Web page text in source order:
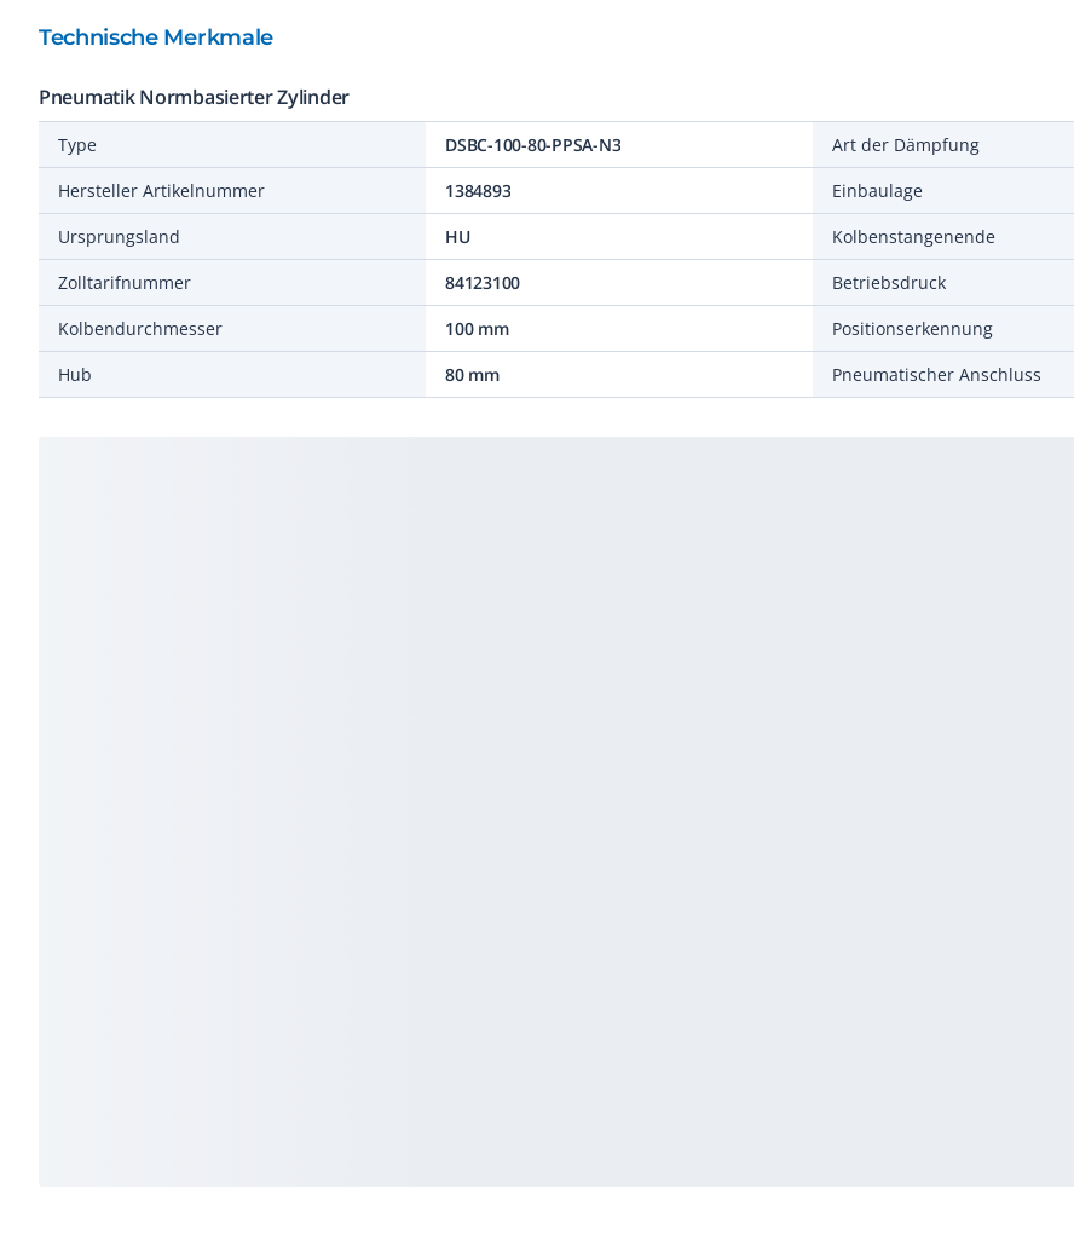
Technische Merkmale
Pneumatik Normbasierter Zylinder
Type
DSBC-100-80-PPSA-N3
Hersteller Artikelnummer
1384893
Ursprungsland
HU
Zolltarifnummer
84123100
Kolbendurchmesser
100 mm
Hub
80 mm
Art der Dämpfung
Einbaulage
Kolbenstangenende
Betriebsdruck
Positionserkennung
Pneumatischer Anschluss